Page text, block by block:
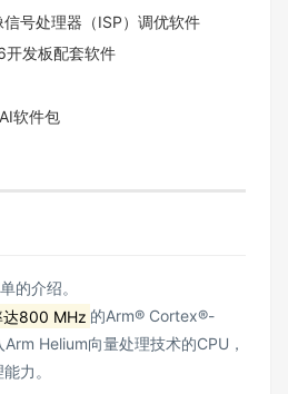
号处理器（ISP）调优软件
发板配套软件
软件包
的介绍。
达800 MHz 的Arm® Cortex®-
Helium向量处理技术的CPU，
力。